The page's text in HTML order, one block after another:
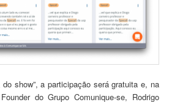
show”, a participação será gratuita e, na
do Grupo Comunique-se, Rodrigo